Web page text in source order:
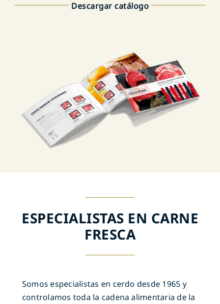
Descargar catálogo
ESPECIALISTAS EN CARNE
FRESCA
Somos especialistas en cerdo desde 1965 y
controlamos toda la cadena alimentaria de la